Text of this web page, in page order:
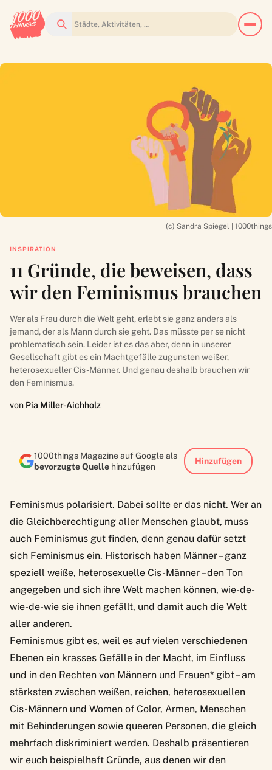
Suchen
(c) Sandra Spiegel | 1000things
INSPIRATION
11 Gründe, die beweisen, dass
wir den Feminismus brauchen
Wer als Frau durch die Welt geht, erlebt sie ganz anders als
jemand, der als Mann durch sie geht. Das müsste per se nicht
problematisch sein. Leider ist es das aber, denn in unserer
Gesellschaft gibt es ein Machtgefälle zugunsten weißer,
heterosexueller Cis-Männer. Und genau deshalb brauchen wir
den Feminismus.
von Pia Miller-Aichholz
1000things Magazine auf Google als
bevorzugte Quelle hinzufügen
Hinzufügen
Feminismus polarisiert. Dabei sollte er das nicht. Wer an
die Gleichberechtigung aller Menschen glaubt, muss
auch Feminismus gut finden, denn genau dafür setzt
sich Feminismus ein. Historisch haben Männer – ganz
speziell weiße, heterosexuelle Cis-Männer – den Ton
angegeben und sich ihre Welt machen können, wie-de-
wie-de-wie sie ihnen gefällt, und damit auch die Welt
aller anderen.
Feminismus gibt es, weil es auf vielen verschiedenen
Ebenen ein krasses Gefälle in der Macht, im Einfluss
und in den Rechten von Männern und Frauen* gibt – am
stärksten zwischen weißen, reichen, heterosexuellen
Cis-Männern und Women of Color, Armen, Menschen
mit Behinderungen sowie queeren Personen, die gleich
mehrfach diskriminiert werden. Deshalb präsentieren
wir euch beispielhaft Gründe, aus denen wir den